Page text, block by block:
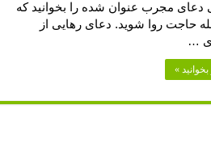
مجرب عنوان شده را بخوانید که
حاجت روا شوید. دعای رهایی از
…
»